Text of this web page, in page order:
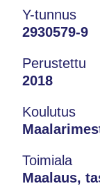
Y-tunnus
2930579-9
Perustettu
2018
Koulutus
Toimiala
Maalaus,